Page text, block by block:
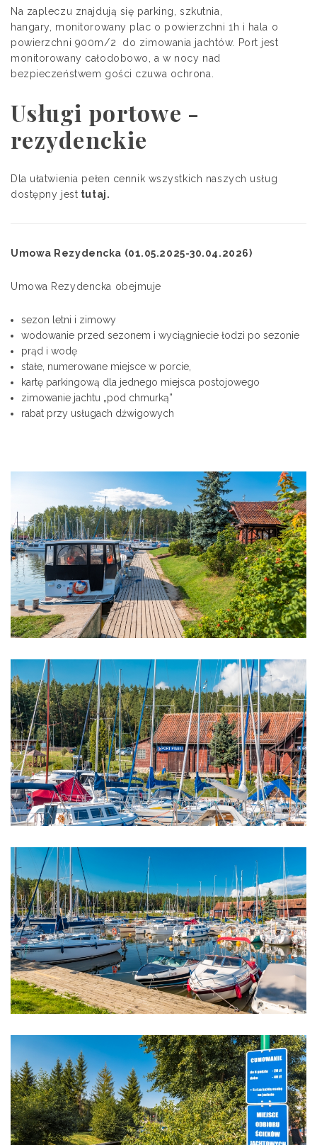
Na zapleczu znajdują się parking, szkutnia,
hangary, monitorowany plac o powierzchni 1h i hala o
powierzchni 900m/2 do zimowania jachtów. Port jest
monitorowany całodobowo, a w nocy nad
bezpieczeństwem gości czuwa ochrona.
Usługi portowe -
rezydenckie
Dla ułatwienia pełen cennik wszystkich naszych usług
dostępny jest tutaj.
Umowa Rezydencka (01.05.2025-30.04.2026)
Umowa Rezydencka obejmuje
sezon letni i zimowy
wodowanie przed sezonem i wyciągniecie łodzi po sezonie
prąd i wodę
stałe, numerowane miejsce w porcie,
kartę parkingową dla jednego miejsca postojowego
zimowanie jachtu „pod chmurką”
rabat przy usługach dźwigowych